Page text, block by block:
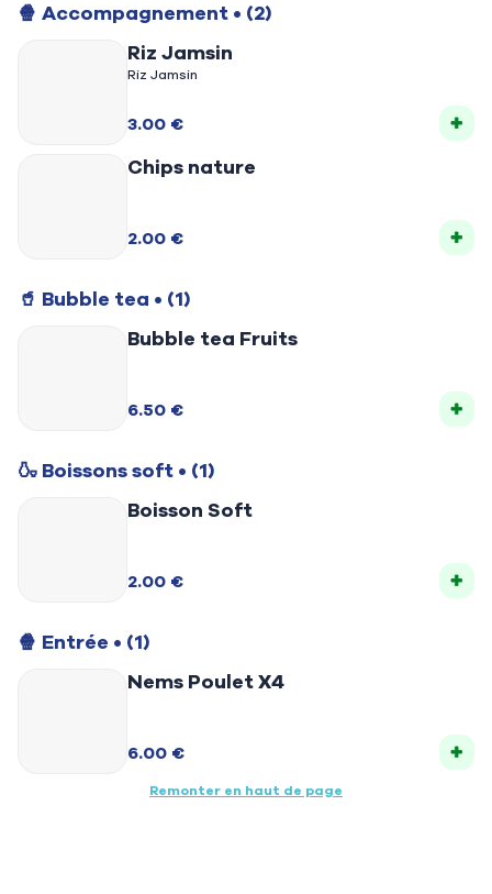
🍿 Accompagnement • (2)
Riz Jamsin
Riz Jamsin
3.00 €
Chips nature
2.00 €
🥤 Bubble tea • (1)
Bubble tea Fruits
6.50 €
🍶 Boissons soft • (1)
Boisson Soft
2.00 €
🍿 Entrée • (1)
Nems Poulet X4
6.00 €
Remonter en haut de page